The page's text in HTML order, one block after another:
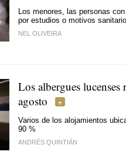
Los menores, las personas
por estudios o motivos
NEL OLIVEIRA
Los albergues
agosto
Varios de los alojamientos
90 %
ANDRÉS QUINTIÁN